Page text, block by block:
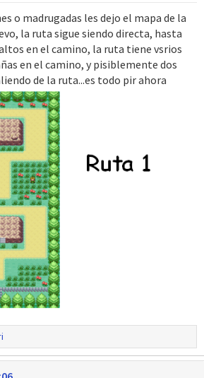
o madrugadas les dejo el mapa de la
la ruta sigue siendo directa, hasta
en el camino, la ruta tiene vsrios
en el camino, y pisiblemente dos
de la ruta...es todo pir ahora